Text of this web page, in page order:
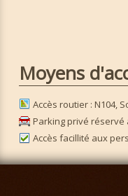
Moyens
Accès routier : N104,
Parking privé réservé
Accès facillité aux